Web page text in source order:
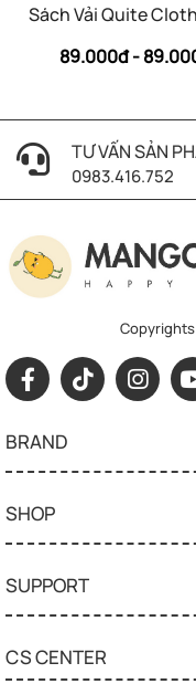
Sách Vải Quite
89.000đ -
TƯ VẤN SẢN
0983.416.752
BRAND
SHOP
SUPPORT
CS CENTER